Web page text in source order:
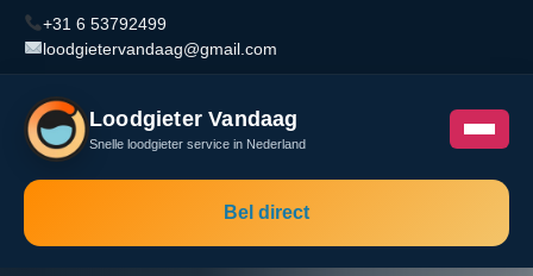
+31 6 53792499
loodgietervandaag@gmail.com
Loodgieter Vandaag
Snelle loodgieter service in Nederland
Bel direct